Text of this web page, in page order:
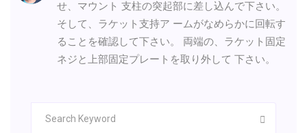
せ、マウント 支柱の突起部に差し込んで下さい。
そして、ラケット支持ア ームがなめらかに回転す
ることを確認して下さい。 両端の、ラケット固定
ネジと上部固定プレートを取り外して 下さい。